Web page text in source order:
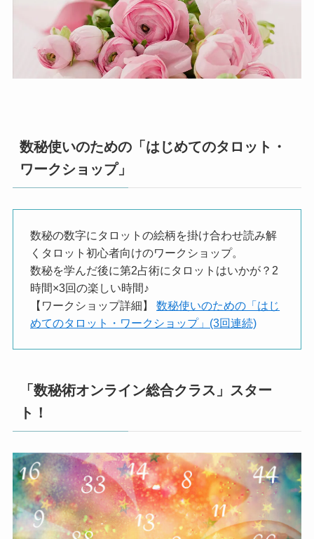
数秘使いのための「はじめてのタロット・
ワークショップ」
数秘の数字にタロットの絵柄を掛け合わせ読み解
くタロット初心者向けのワークショップ。
数秘を学んだ後に第2占術にタロットはいかが？2
時間×3回の楽しい時間♪
【ワークショップ詳細】数秘使いのための「はじ
めてのタロット・ワークショップ」(3回連続)
「数秘術オンライン総合クラス」スター
ト！